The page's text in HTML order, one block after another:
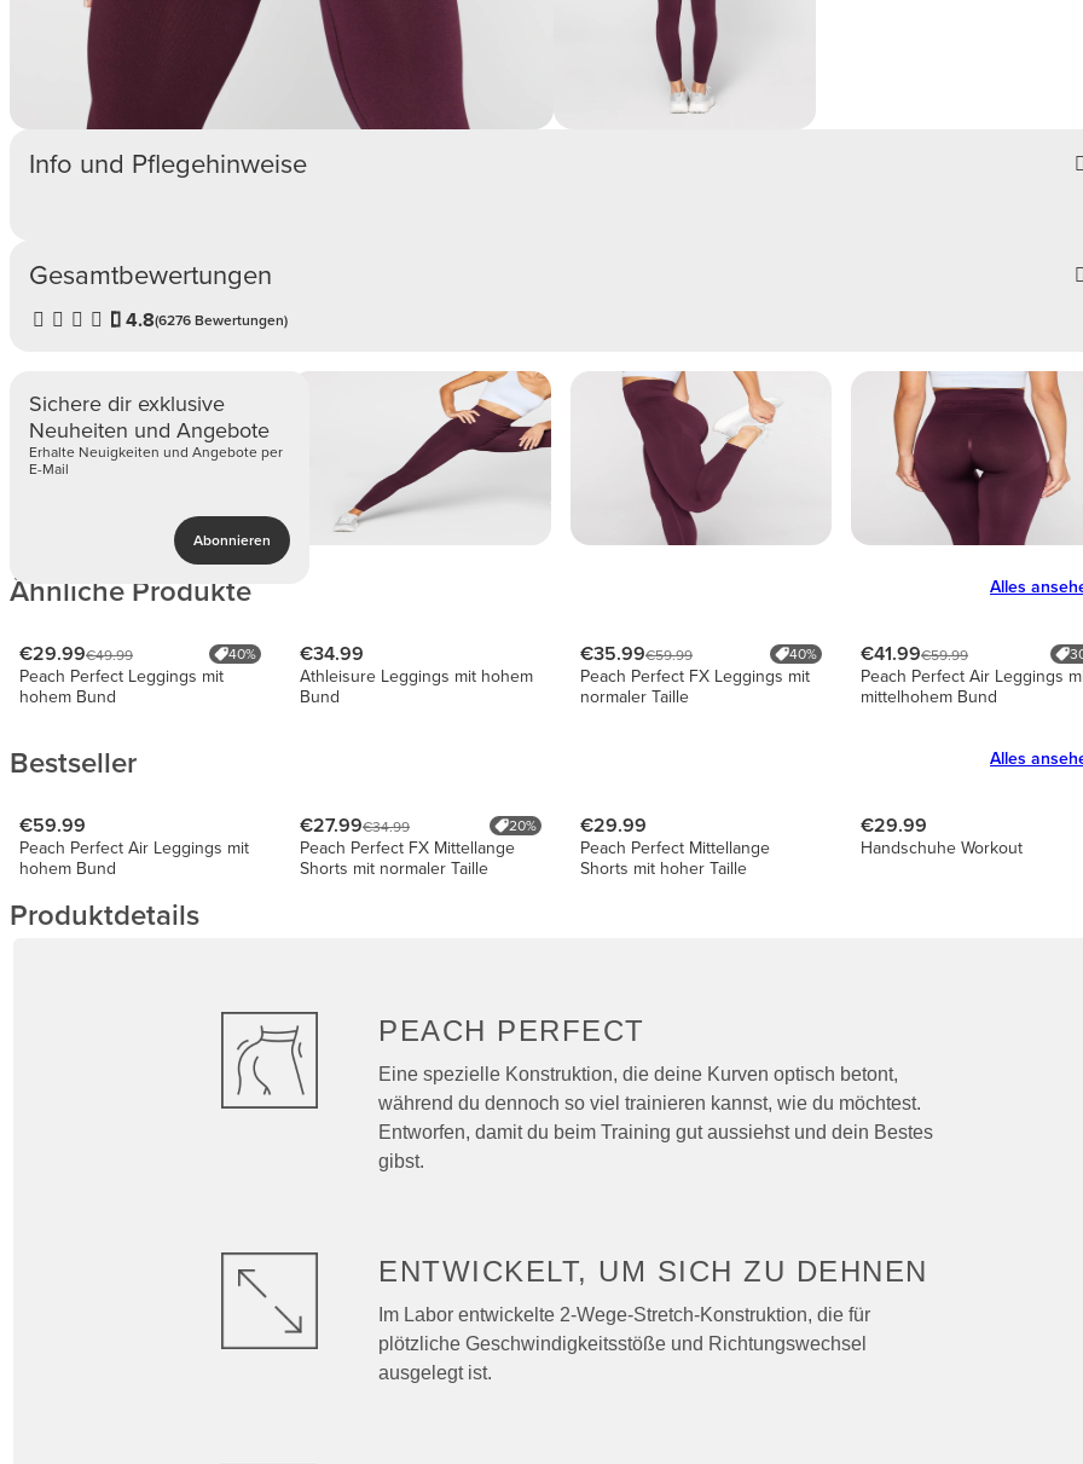
Info und Pflegehinweise
Gesamtbewertungen
4.8(6276 Bewertungen)
Sichere dir exklusive
Neuheiten und Angebote
Erhalte Neuigkeiten und Angebote per
E-Mail
Abonnieren
Ähnliche Produkte Alles
€29.99€49.99 40%
Peach Perfect Leggings mit
hohem Bund
€34.99
Athleisure Leggings mit hohem
Bund
€35.99€59.99 40%
Peach Perfect FX Leggings mit
normaler Taille
€41.99€59.99
Peach Perfect Air Leggings
mittelhohem Bund
Bestseller Alles
€59.99
Peach Perfect Air Leggings mit
hohem Bund
€27.99€34.99 20%
Peach Perfect FX Mittellange
Shorts mit normaler Taille
€29.99
Peach Perfect Mittellange
Shorts mit hoher Taille
€29.99
Handschuhe Workout
Produktdetails
PEACH PERFECT
Eine spezielle Konstruktion, die deine Kurven optisch betont,
während du dennoch so viel trainieren kannst, wie du möchtest.
Entworfen, damit du beim Training gut aussiehst und dein Bestes
gibst.
ENTWICKELT, UM SICH ZU DEHNEN
Im Labor entwickelte 2-Wege-Stretch-Konstruktion, die für
plötzliche Geschwindigkeitsstöße und Richtungswechsel
ausgelegt ist.